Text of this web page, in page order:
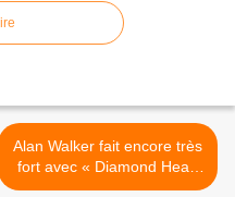
Alan Walker fait encore très
fort avec « Diamond Heart
» ! >